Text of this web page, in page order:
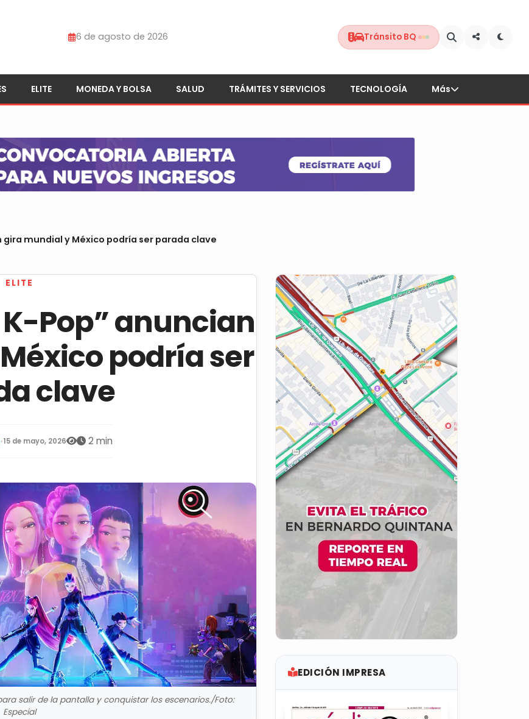
6 de agosto de 2026 Tránsito BQ
ELITE MONEDA Y BOLSA SALUD TRÁMITES Y SERVICIOS TECNOLOGÍA Más
gira mundial y México podría ser parada clave
ELITE
Pop” anuncian
podría ser
clave
•15 de mayo, 2026 2 min
salir de la pantalla y conquistar los escenarios./Foto:
Especial
EDICIÓN IMPRESA